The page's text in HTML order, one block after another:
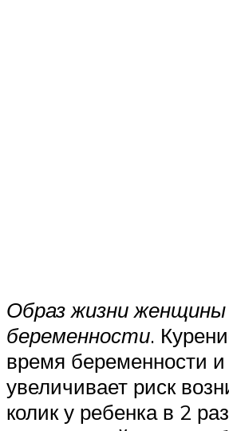
Образ жизни женщины
беременности.
время беременности
увеличивает риск
колик у ребенка в 2